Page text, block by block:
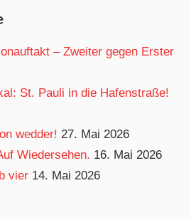
– Zweiter gegen Erster
St. Pauli in die Hafenstraße!
wedder! 27. Mai 2026
Wiedersehen. 16. Mai 2026
vier 14. Mai 2026